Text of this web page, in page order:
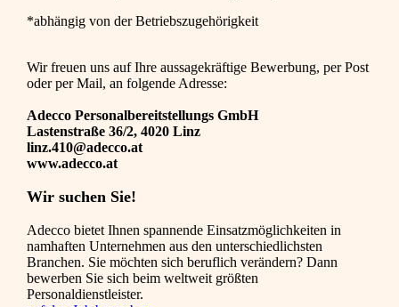
*abhängig von der Betriebszugehörigkeit
Wir freuen uns auf Ihre aussagekräftige Bewerbung, per Post
oder per Mail, an folgende Adresse:
Adecco Personalbereitstellungs GmbH
Lastenstraße 36/2, 4020 Linz
linz.410@adecco.at
www.adecco.at
Wir suchen Sie!
Adecco bietet Ihnen spannende Einsatzmöglichkeiten in
namhaften Unternehmen aus den unterschiedlichsten
Branchen. Sie möchten sich beruflich verändern? Dann
bewerben Sie sich beim weltweit größten
Personaldienstleister.